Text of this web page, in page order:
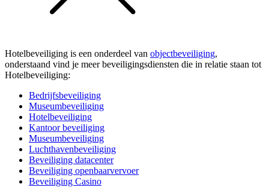
Hotelbeveiliging is een onderdeel van objectbeveiliging,
onderstaand vind je meer beveiligingsdiensten die in relatie staan tot
Hotelbeveiliging:
Bedrijfsbeveiliging
Museumbeveiliging
Hotelbeveiliging
Kantoor beveiliging
Museumbeveiliging
Luchthavenbeveiliging
Beveiliging datacenter
Beveiliging openbaarvervoer
Beveiliging Casino